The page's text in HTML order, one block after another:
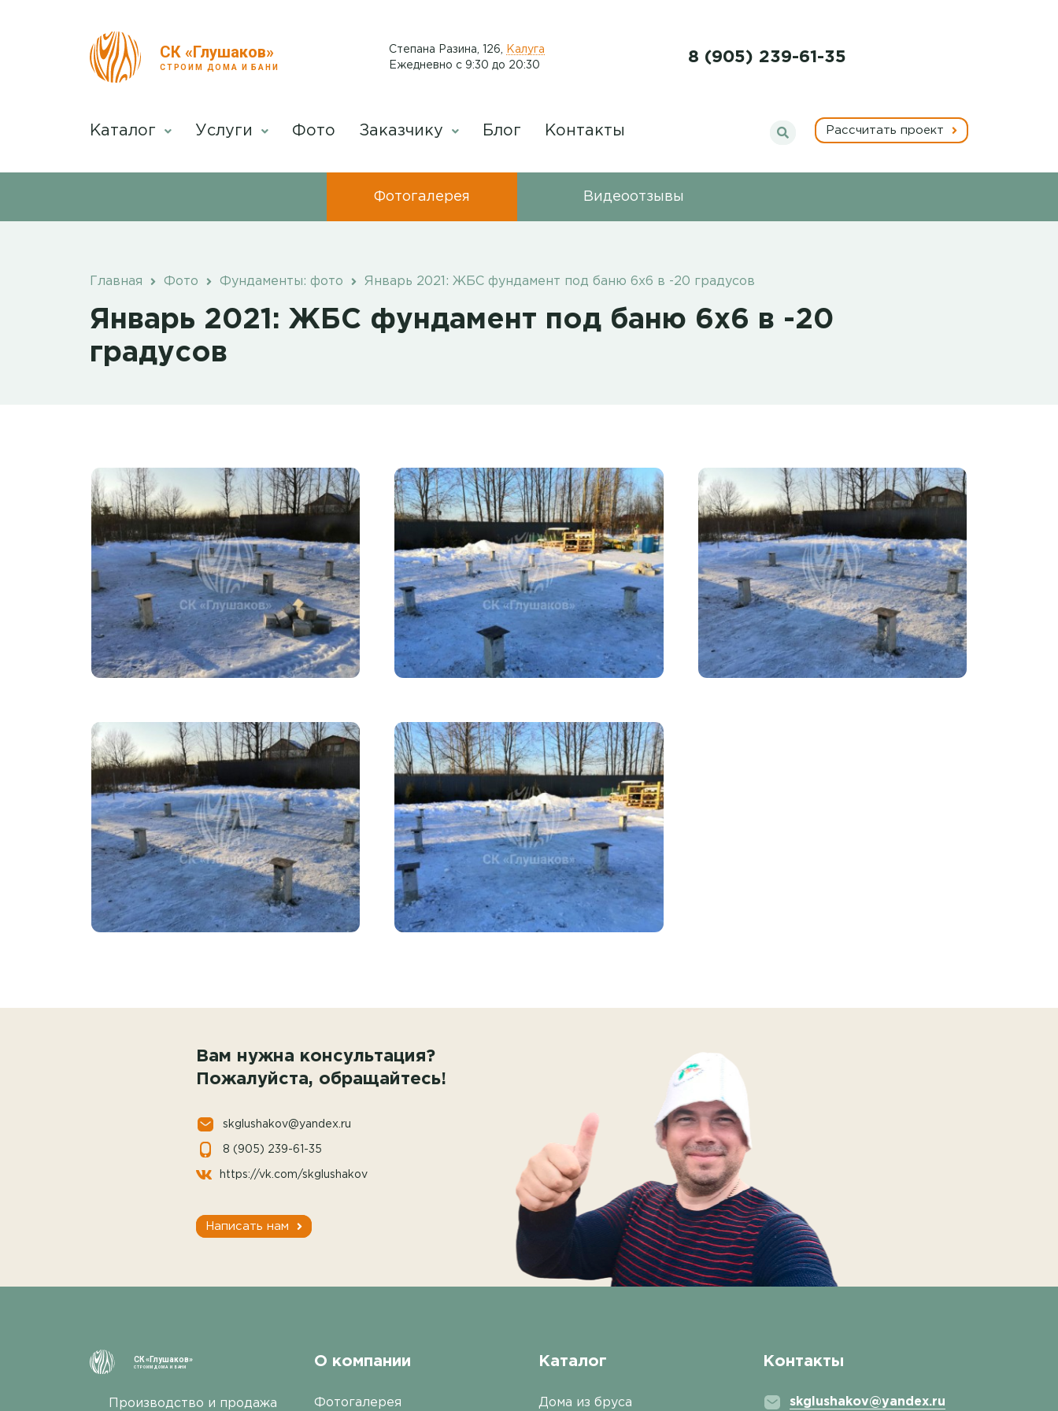
СК «Глушаков»
СТРОИМ ДОМА И БАНИ
​Степана Разина, 126
Калуга
Ежедневно с 9:30 до 20:30
8 (905) 239-61-35
Каталог Услуги Фото Заказчику Блог Контакты Рассчитать проект
Фотогалерея Видеоотзывы
Главная Фото Фундаменты: фото Январь 2021: ЖБС фундамент под баню 6х6 в -20 градусов
Январь 2021: ЖБС фундамент под баню 6х6 в -20
градусов
Вам нужна консультация?
Пожалуйста, обращайтесь!
skglushakov@yandex.ru
8 (905) 239-61-35
https://vk.com/skglushakov
Написать нам
СК «Глушаков»
СТРОИМ ДОМА И БАНИ
Производство и продажа
О компании
Фотогалерея
Каталог
Дома из бруса
Контакты
skglushakov@yandex.ru